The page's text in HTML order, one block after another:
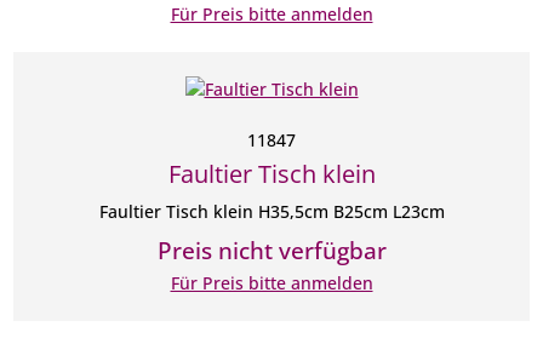
Für Preis bitte anmelden
11847
Faultier Tisch klein
Faultier Tisch klein H35,5cm B25cm L23cm
Preis nicht verfügbar
Für Preis bitte anmelden